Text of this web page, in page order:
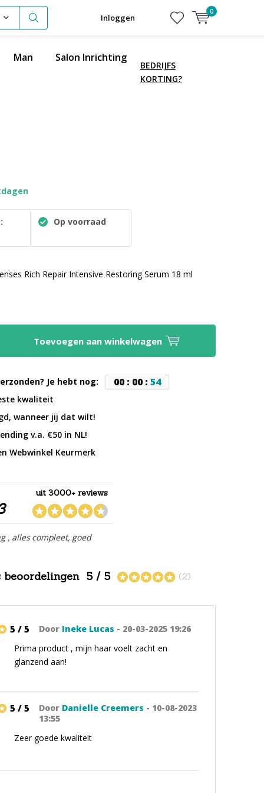
Inloggen
0
Man Salon Inrichting
BEDRIJFS
KORTING?
Op voorraad
Rich Repair Intensive Restoring Serum 18 ml
Toevoegen aan winkelwagen
Je hebt nog: 00: 00: 53
kwaliteit
wanneer jij dat wilt!
v.a. €50 in NL!
Webwinkel Keurmerk
uit 3000+ reviews
, alles compleet, goed
beoordelingen 5 / 5 (2)
Door Ineke Lucas - 20-03-2025 19:26
5 / 5
Prima product , mijn haar voelt zacht en
glanzend aan!
Door Danielle Creemers - 10-08-2023
13:55
5 / 5
Zeer goede kwaliteit